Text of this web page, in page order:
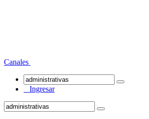
Canales
Ingresar